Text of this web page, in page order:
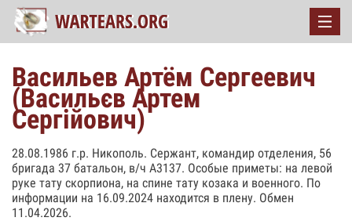
Васильев Артём Сергеевич
(Васильєв Артем
Сергійович)
28.08.1986 г.р. Никополь. Сержант, командир отделения, 56
бригада 37 батальон, в/ч А3137. Особые приметы: на левой
руке тату скорпиона, на спине тату козака и военного. По
информации на 16.09.2024 находится в плену. Обмен
11.04.2026.